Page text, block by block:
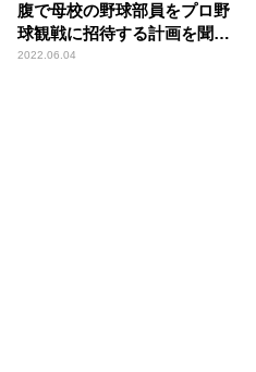
腹で母校の野球部員をプロ野
球観戦に招待する計画を聞い
た富澤「なんの立場なの？」
2022.06.04